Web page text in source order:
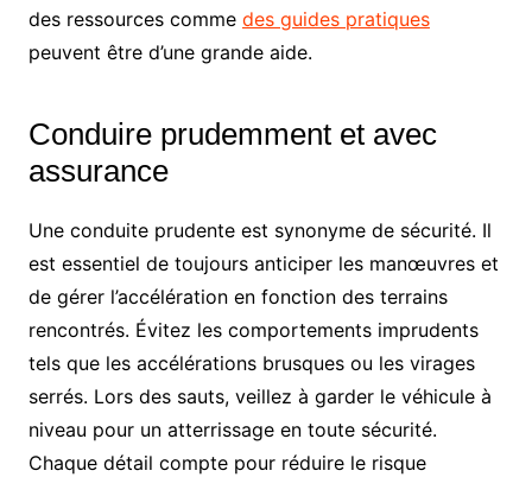
des ressources comme des guides pratiques
peuvent être d’une grande aide.
Conduire prudemment et avec
assurance
Une conduite prudente est synonyme de sécurité. Il
est essentiel de toujours anticiper les manœuvres et
de gérer l’accélération en fonction des terrains
rencontrés. Évitez les comportements imprudents
tels que les accélérations brusques ou les virages
serrés. Lors des sauts, veillez à garder le véhicule à
niveau pour un atterrissage en toute sécurité.
Chaque détail compte pour réduire le risque